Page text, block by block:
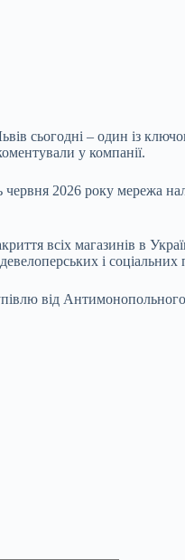
сьогодні – один із
у компанії.
2026 року мережа
всіх магазинів в
і соціальних
від